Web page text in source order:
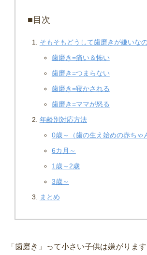
■目次
そもそもどうして歯磨きが嫌いな
歯磨き=痛い＆怖い
歯磨き=つまらない
歯磨き=寝かされる
歯磨き=ママが怒る
年齢別対応方法
0歳～（歯の生え始めの赤ちゃ
6カ月～
1歳～2歳
3歳～
まとめ
「歯磨き」って小さい子供は嫌がりま